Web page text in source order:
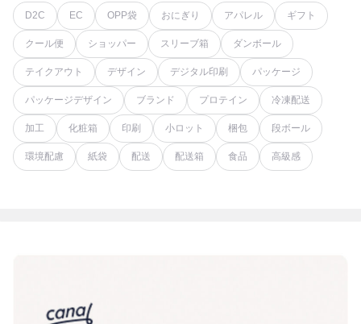
D2C EC OPP袋 おにぎり アパレル ギフト
クール便 ショッパー スリーブ箱 ダンボール
テイクアウト デザイン デジタル印刷 パッケージ
パッケージデザイン ブランド プロテイン 冷凍配送
加工 化粧箱 印刷 小ロット 梱包 段ボール
環境配慮 紙袋 配送 配送箱 食品 高級感